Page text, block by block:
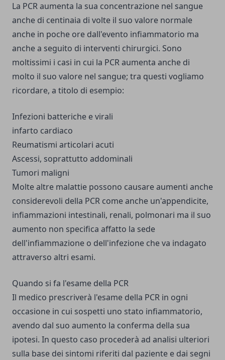
La PCR aumenta la sua concentrazione nel sangue
anche di centinaia di volte il suo valore normale
anche in poche ore dall'evento infiammatorio ma
anche a seguito di interventi chirurgici. Sono
moltissimi i casi in cui la PCR aumenta anche di
molto il suo valore nel sangue; tra questi vogliamo
ricordare, a titolo di esempio:
Infezioni batteriche e virali
infarto cardiaco
Reumatismi articolari acuti
Ascessi, soprattutto addominali
Tumori maligni
Molte altre malattie possono causare aumenti anche
considerevoli della PCR come anche un'appendicite,
infiammazioni intestinali, renali, polmonari ma il suo
aumento non specifica affatto la sede
dell'infiammazione o dell'infezione che va indagato
attraverso altri esami.
Quando si fa l'esame della PCR
Il medico prescriverà l'esame della PCR in ogni
occasione in cui sospetti uno stato infiammatorio,
avendo dal suo aumento la conferma della sua
ipotesi. In questo caso procederà ad analisi ulteriori
sulla base dei sintomi riferiti dal paziente e dai segni